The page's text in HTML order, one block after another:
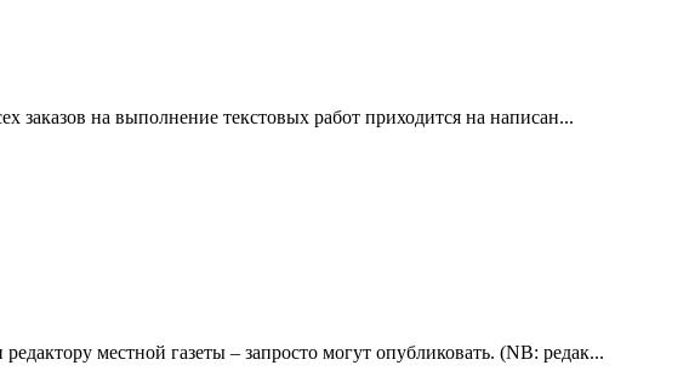
заказов на выполнение текстовых работ приходится на написан...
местной газеты – запросто могут опубликовать. (NB: редак...